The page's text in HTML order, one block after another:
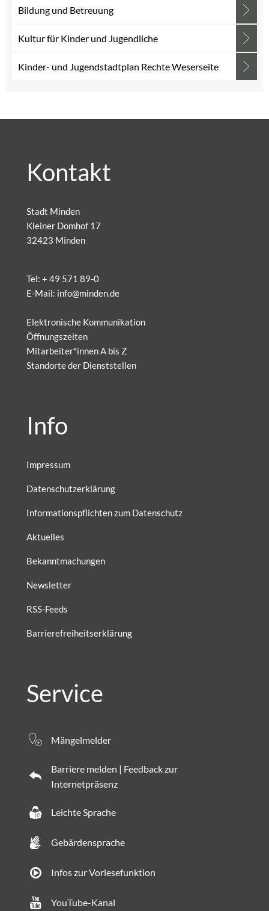
Bildung und Betreuung
Kultur für Kinder und Jugendliche
Kinder- und Jugendstadtplan Rechte Weserseite
Kontakt
Stadt Minden
Kleiner Domhof 17
32423 Minden
Tel: + 49 571 89-0
E-Mail: info@minden.de
Elektronische Kommunikation
Öffnungszeiten
Mitarbeiter*innen A bis Z
Standorte der Dienststellen
Info
Impressum
Datenschutzerklärung
Informationspflichten zum Datenschutz
Aktuelles
Bekanntmachungen
Newsletter
RSS-Feeds
Barrierefreiheitserklärung
Service
Mängelmelder
Barriere melden | Feedback zur
Internetpräsenz
Leichte Sprache
Gebärdensprache
Infos zur Vorlesefunktion
YouTube-Kanal